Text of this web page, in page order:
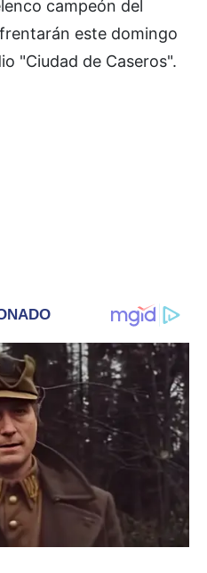
campeón del
este domingo
"Ciudad de Caseros".